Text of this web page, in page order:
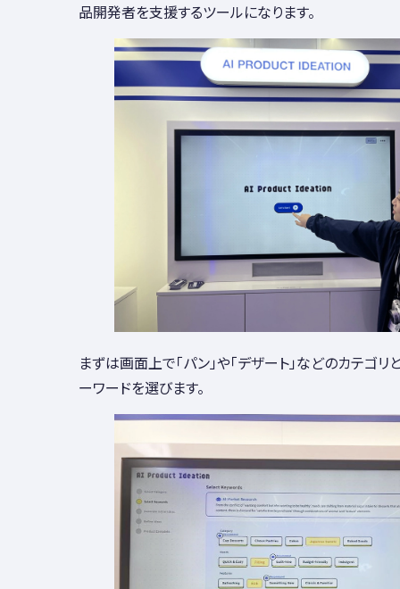
品開発者を支援するツールになります。
まずは画面上で「パン」や「デザート」などのカテゴ
ーワードを選びます。